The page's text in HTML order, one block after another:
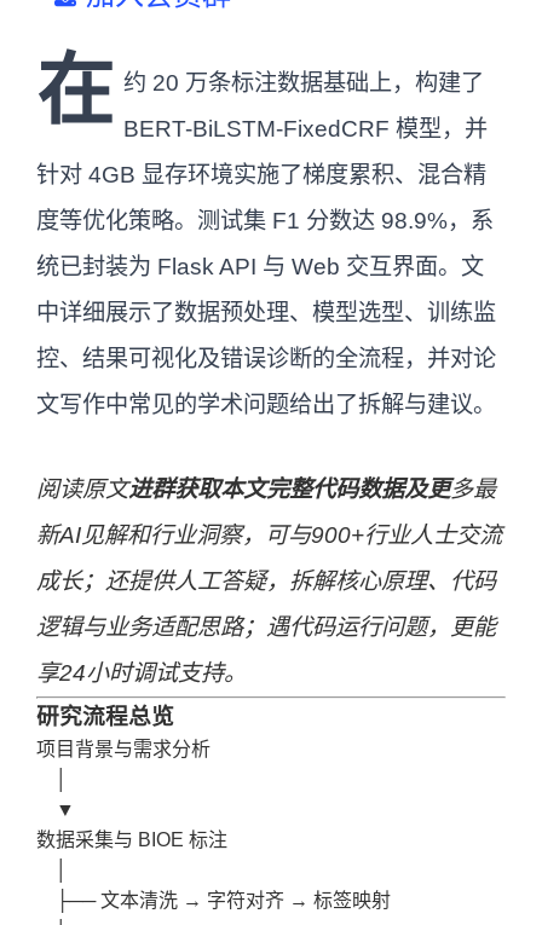
在 约 20 万条标注数据基础上，构建了
BERT-BiLSTM-FixedCRF 模型，并
针对 4GB 显存环境实施了梯度累积、混合精
度等优化策略。测试集 F1 分数达 98.9%，系
统已封装为 Flask API 与 Web 交互界面。文
中详细展示了数据预处理、模型选型、训练监
控、结果可视化及错误诊断的全流程，并对论
文写作中常见的学术问题给出了拆解与建议。
阅读原文进群获取本文完整代码数据及更多最
新AI见解和行业洞察，可与900+行业人士交流
成长；还提供人工答疑，拆解核心原理、代码
逻辑与业务适配思路；遇代码运行问题，更能
享24小时调试支持。
研究流程总览
项目背景与需求分析
    ▼
数据采集与 BIOE 标注
    ├── 文本清洗 → 字符对齐 → 标签映射